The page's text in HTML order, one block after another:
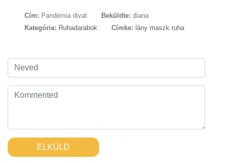
Cím: Pandémia divat Beküldte: diana
Kategória: Ruhadarabok Címke: lány maszk ruha
ELKÜLD